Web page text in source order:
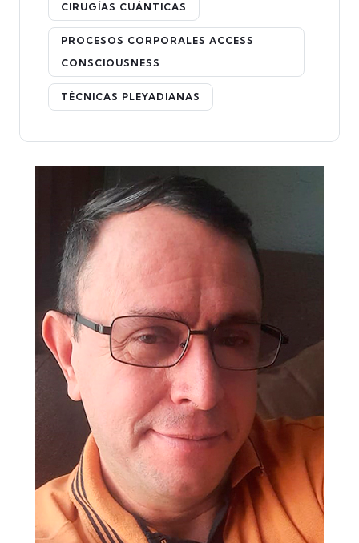
CIRUGÍAS CUÁNTICAS
PROCESOS CORPORALES ACCESS
CONSCIOUSNESS
TÉCNICAS PLEYADIANAS